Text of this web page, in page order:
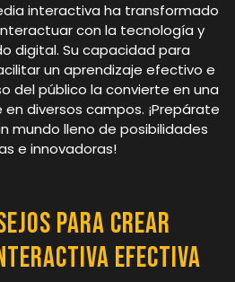
interactiva ha transformado
con la tecnología y
digital. Su capacidad para
un aprendizaje efectivo e
del público la convierte en una
diversos campos. ¡Prepárate
mundo lleno de posibilidades
e innovadoras!
para Crear
Efectiva